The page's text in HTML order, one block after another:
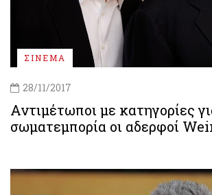
ΣΙΝΕΜΑ
28/11/2017
Αντιμέτωποι με κατηγορίες
σωματεμπορία οι αδερφοί